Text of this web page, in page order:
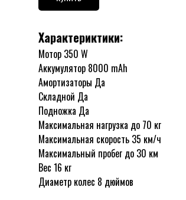
Характериктики:
Мотор 350 W
Аккумулятор 8000 mAh
Амортизаторы Да
Складной Да
Подножка Да
Максимальная нагрузка до 70 кг
Максимальная скорость 35 км/ч
Максимальный пробег до 30 км
Вес 16 кг
Диаметр колес 8 дюймов